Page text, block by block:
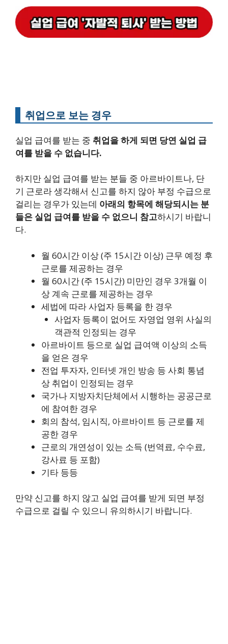
취업으로 보는 경우
실업 급여를 받는 중 취업을 하게 되면 당연 실업 급
여를 받을 수 없습니다.
하지만 실업 급여를 받는 분들 중 아르바이트나, 단
기 근로라 생각해서 신고를 하지 않아 부정 수급으로
걸리는 경우가 있는데 아래의 항목에 해당되시는 분
들은 실업 급여를 받을 수 없으니 참고하시기 바랍니
다.
월 60시간 이상 (주 15시간 이상) 근무 예정 후
근로를 제공하는 경우
월 60시간 (주 15시간) 미만인 경우 3개월 이
상 계속 근로를 제공하는 경우
세법에 따라 사업자 등록을 한 경우
사업자 등록이 없어도 자영업 영위 사실의
객관적 인정되는 경우
아르바이트 등으로 실업 급여액 이상의 소득
을 얻은 경우
전업 투자자, 인터넷 개인 방송 등 사회 통념
상 취업이 인정되는 경우
국가나 지방자치단체에서 시행하는 공공근로
에 참여한 경우
회의 참석, 임시직, 아르바이트 등 근로를 제
공한 경우
근로의 개연성이 있는 소득 (번역료, 수수료,
강사료 등 포함)
기타 등등
만약 신고를 하지 않고 실업 급여를 받게 되면 부정
수급으로 걸릴 수 있으니 유의하시기 바랍니다.